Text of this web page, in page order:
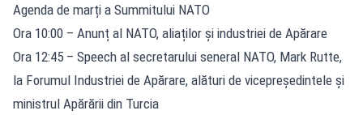
Agenda de marți a Summitului NATO
Ora 10:00 – Anunț al NATO, aliaților și industriei de Apărare
Ora 12:45 – Speech al secretarului seneral NATO, Mark Rutte,
la Forumul Industriei de Apărare, alături de vicepreședintele și
ministrul Apărării din Turcia